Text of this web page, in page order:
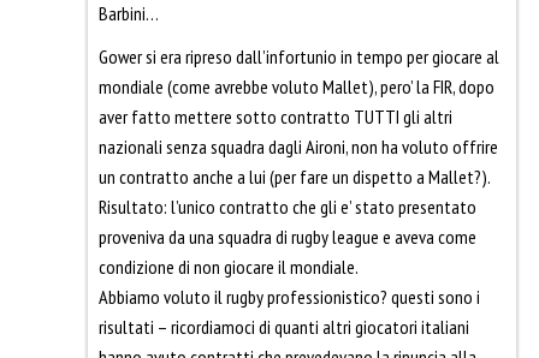
Barbini…
Gower si era ripreso dall’infortunio in tempo per giocare al
mondiale (come avrebbe voluto Mallet), pero’ la FIR, dopo
aver fatto mettere sotto contratto TUTTI gli altri
nazionali senza squadra dagli Aironi, non ha voluto offrire
un contratto anche a lui (per fare un dispetto a Mallet?).
Risultato: l’unico contratto che gli e’ stato presentato
proveniva da una squadra di rugby league e aveva come
condizione di non giocare il mondiale.
Abbiamo voluto il rugby professionistico? questi sono i
risultati – ricordiamoci di quanti altri giocatori italiani